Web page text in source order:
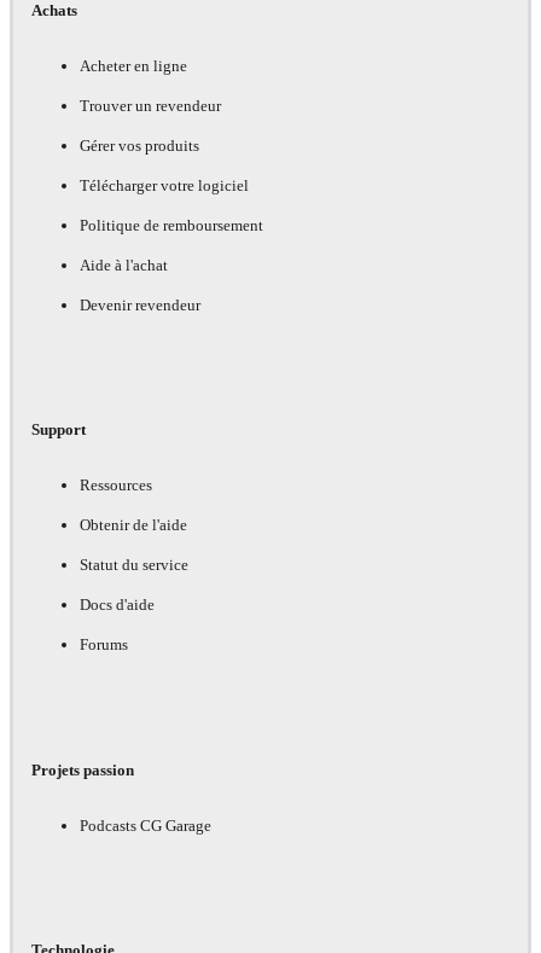
Achats
Acheter en ligne
Trouver un revendeur
Gérer vos produits
Télécharger votre logiciel
Politique de remboursement
Aide à l'achat
Devenir revendeur
Support
Ressources
Obtenir de l'aide
Statut du service
Docs d'aide
Forums
Projets passion
Podcasts CG Garage